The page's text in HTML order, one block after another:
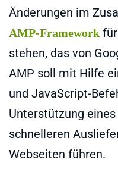
Änderungen im
AMP-Framework
stehen, das von
AMP soll mit Hilfe
und JavaScript-
Unterstützung
schnelleren
Webseiten führen.